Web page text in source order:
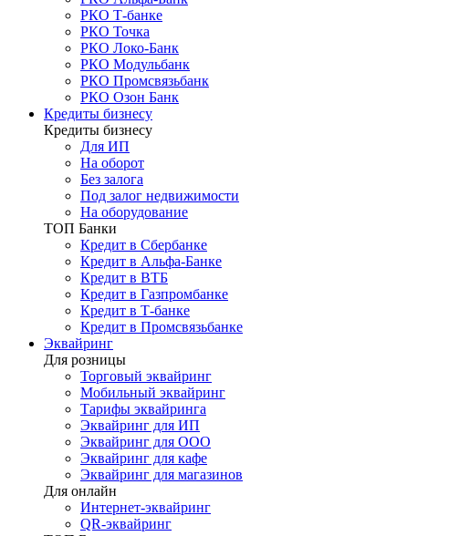
РКО Т-банке
РКО Точка
РКО Локо-Банк
РКО Модульбанк
РКО Промсвязьбанк
РКО Озон Банк
Кредиты бизнесу
Кредиты бизнесу
Для ИП
На оборот
Без залога
Под залог недвижимости
На оборудование
ТОП Банки
Кредит в Сбербанке
Кредит в Альфа-Банке
Кредит в ВТБ
Кредит в Газпромбанке
Кредит в Т-банке
Кредит в Промсвязьбанке
Эквайринг
Для розницы
Торговый эквайринг
Мобильный эквайринг
Тарифы эквайринга
Эквайринг для ИП
Эквайринг для ООО
Эквайринг для кафе
Эквайринг для магазинов
Для онлайн
Интернет-эквайринг
QR-эквайринг